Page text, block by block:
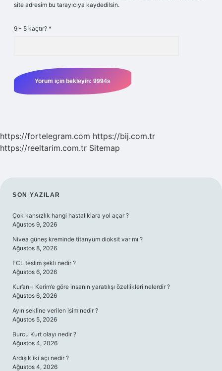
site adresim bu tarayıcıya kaydedilsin.
9 - 5 kaçtır? *
https://fortelegram.com https://bij.com.tr
https://reeltarim.com.tr Sitemap
SIDEBAR
SON YAZILAR
Çok kansızlık hangi hastalıklara yol açar ?
Ağustos 9, 2026
Nivea güneş kreminde titanyum dioksit var mı ?
Ağustos 8, 2026
FCL teslim şekli nedir ?
Ağustos 6, 2026
Kur’an-ı Kerim’e göre insanın yaratılışı özellikleri nelerdir ?
Ağustos 6, 2026
Ayın sekline verilen isim nedir ?
Ağustos 5, 2026
Burcu Kurt olayı nedir ?
Ağustos 4, 2026
Ardışık iki açı nedir ?
Ağustos 4, 2026